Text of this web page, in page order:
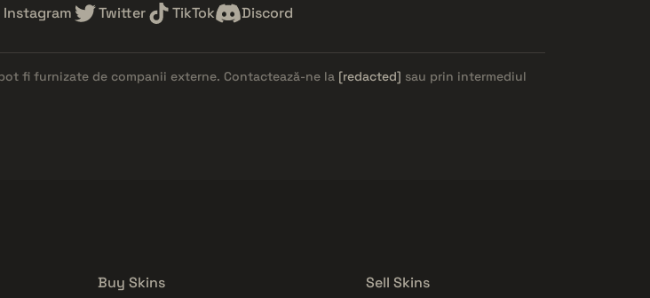
Instagram Twitter TikTok Discord
fi furnizate de companii externe. Contactează-ne la [redacted] sau prin intermediul
Buy Skins Sell Skins